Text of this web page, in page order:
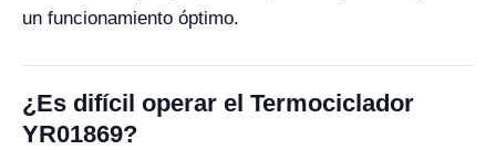
un funcionamiento óptimo.
¿Es difícil operar el Termociclador
YR01869?